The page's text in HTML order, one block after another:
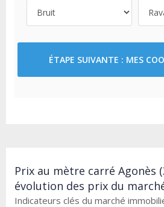
ÉTAPE SUIVANTE : MES
Prix au mètre carré Agonès
évolution des prix du
Indicateurs clés du marché